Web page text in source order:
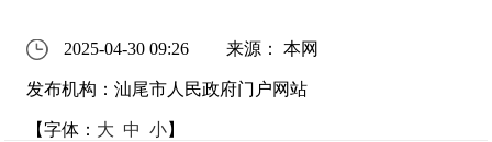
2025-04-30 09:26 来源： 本网
发布机构：汕尾市人民政府门户网站
【字体： 大 中 小】